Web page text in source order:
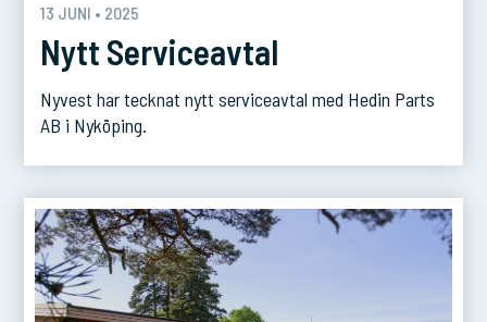
13 JUNI • 2025
Nytt Serviceavtal
Nyvest har tecknat nytt serviceavtal med Hedin Parts
AB i Nyköping.